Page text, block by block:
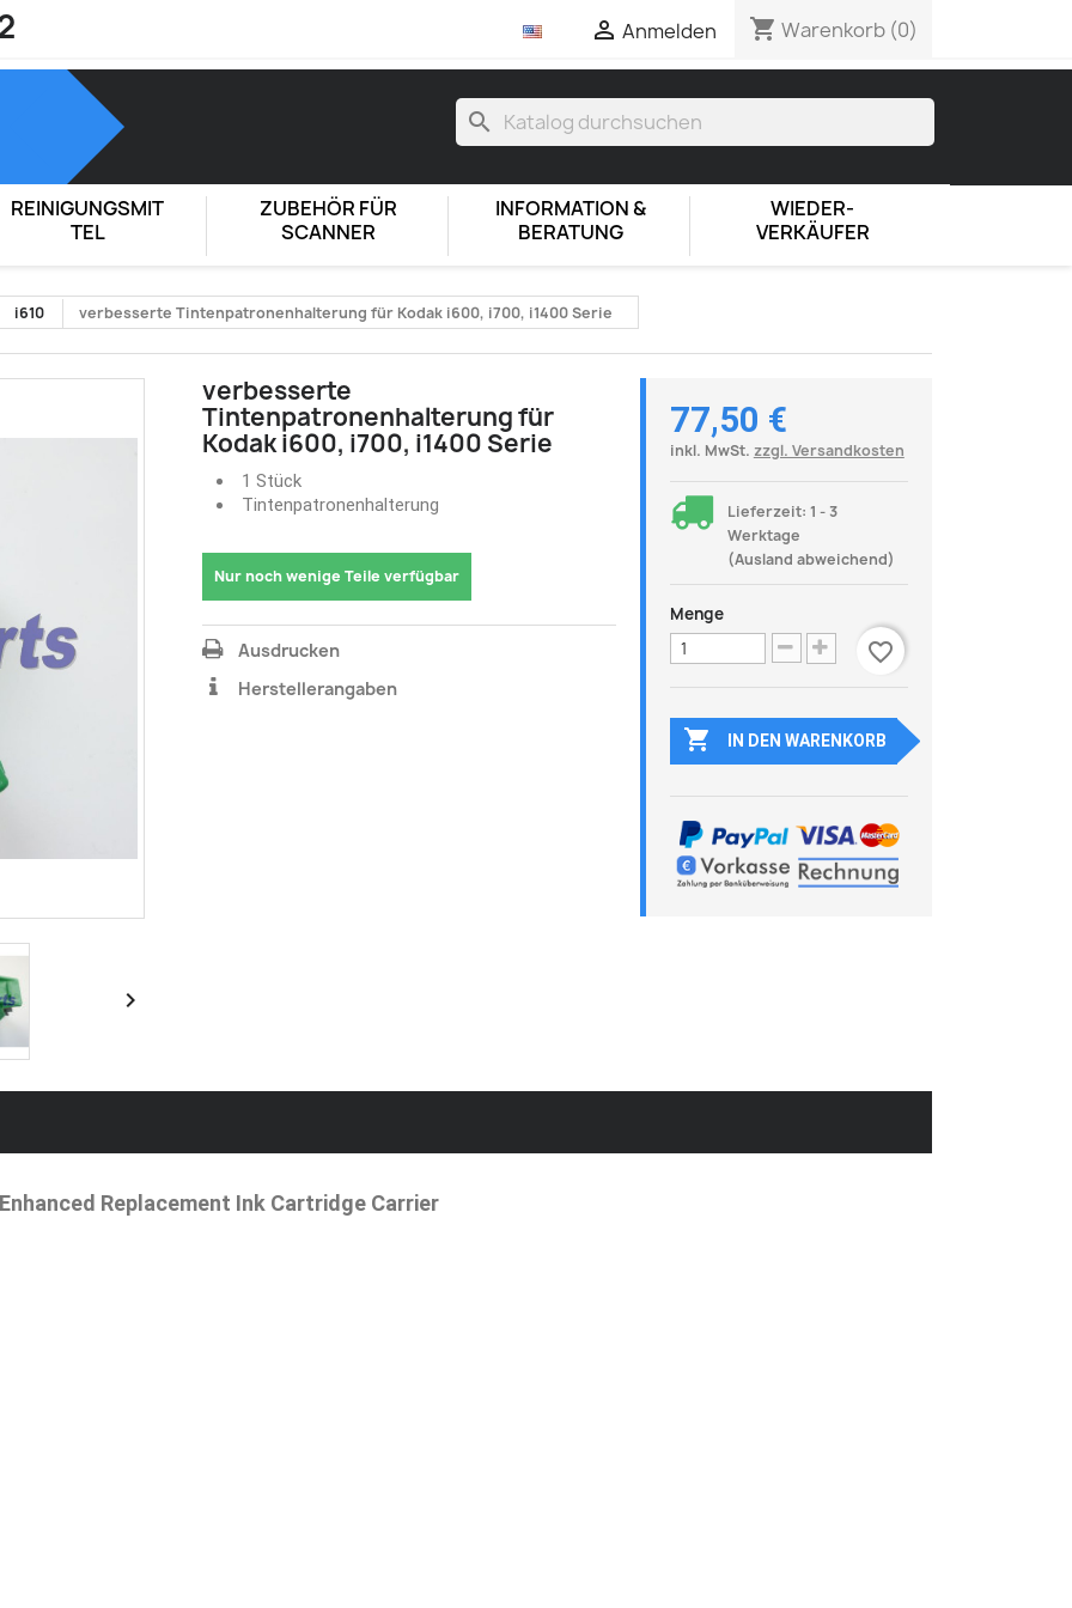
 Anmelden shopping_cart Warenkorb (0)
search
REINIGUNGSMIT
TEL
ZUBEHÖR FÜR
SCANNER
INFORMATION &
BERATUNG
WIEDER-
VERKÄUFER
i610 verbesserte Tintenpatronenhalterung für Kodak i600, i700, i1400 Serie

verbesserte
Tintenpatronenhalterung für
Kodak i600, i700, i1400 Serie
1 Stück
Tintenpatronenhalterung
Nur noch wenige Teile verfügbar
Ausdrucken
Herstellerangaben
77,50 €
inkl. MwSt. zzgl. Versandkosten
Lieferzeit: 1 - 3
Werktage
(Ausland abweichend)
Menge
favorite_border
 IN DEN WARENKORB
Replacement Ink Cartridge Carrier